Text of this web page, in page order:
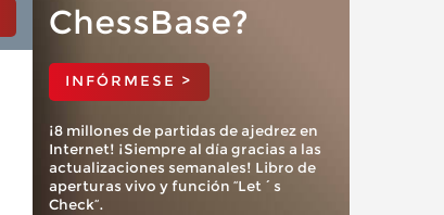
ChessBase?
INFÓRMESE >
¡8 millones de partidas de ajedrez en
Internet! ¡Siempre al día gracias a las
actualizaciones semanales! Libro de
aperturas vivo y función “Let´s
Check”.